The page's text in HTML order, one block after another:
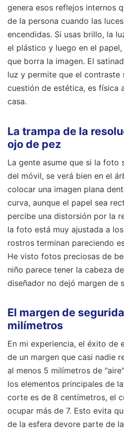
genera esos reflejos internos
de la persona cuando las
encendidas. Si usas brillo, la
el plástico y luego en el
que borra la imagen. El
luz y permite que el contraste
cuestión de estética, es física
casa.
La trampa de la
ojo de pez
La gente asume que si la foto
del móvil, se verá bien en el
colocar una imagen plana
curva, aunque el papel sea
percibe una distorsión por la
la foto está muy ajustada a
rostros terminan pareciendo
He visto fotos preciosas de
niño parece tener la cabeza
diseñador no dejó margen de
El margen de
milímetros
En mi experiencia, el éxito de
de un margen que casi nadie
al menos 5 milímetros de
los elementos principales de
corte es de 8 centímetros, el
ocupar más de 7. Esto evita
de la esfera devore parte de